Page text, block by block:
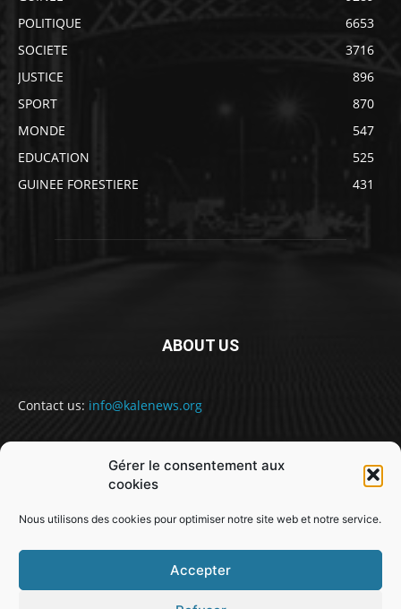
Gérer le consentement aux
cookies
Nous utilisons des cookies pour optimiser notre site web et notre service.
Accepter
POLITIQUE
6653
SOCIETE
3716
JUSTICE
896
SPORT
870
MONDE
547
EDUCATION
525
GUINEE FORESTIERE
431
ABOUT US
Contact us: info@kalenews.org
FOLLOW US